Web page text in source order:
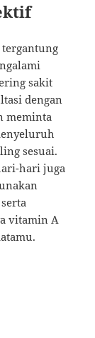
tergantung
sakit
dengan
meminta
sesuai.
hari juga
vitamin A